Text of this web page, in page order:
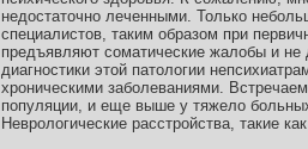
недостаточно леченными. Только
специалистов, таким образом при
предъявляют соматические жалобы и не
диагностики этой патологии
хроническими заболеваниями.
популяции, и еще выше у тяжело
Неврологические расстройства, такие